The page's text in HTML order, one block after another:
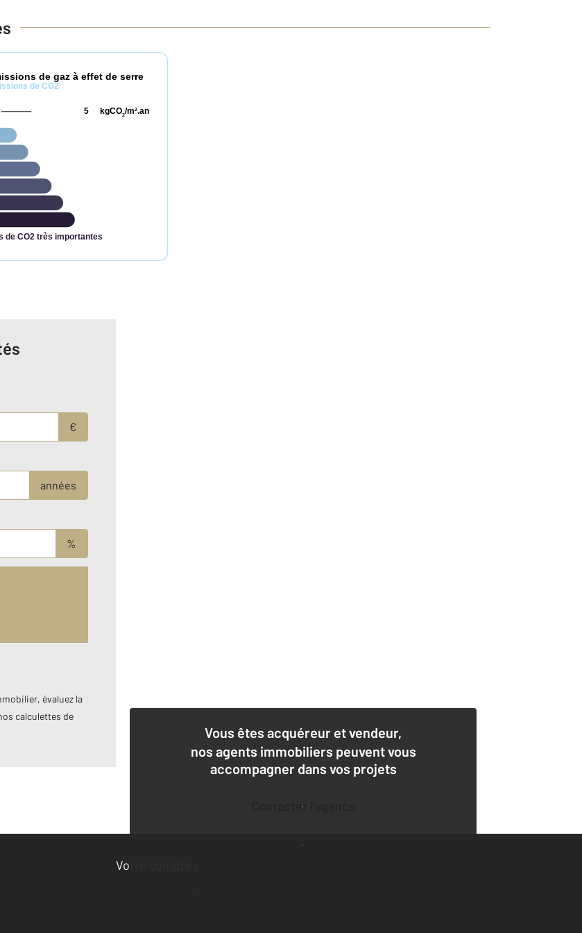
de gaz à effet de serre
de CO2
de CO2 très importantes
kgCO2/m2.an
5
€
années
%
évaluez la
calculettes de
Vous êtes acquéreur et vendeur,
nos agents immobiliers peuvent vous
accompagner dans vos projets
Contacter l'agence
Demander une estimation
Votre compte :
Accéder à mon compte